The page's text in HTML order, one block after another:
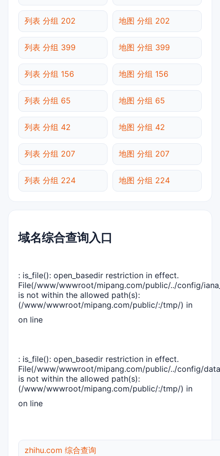
列表 分组 202 地图 分组 202
列表 分组 399 地图 分组 399
列表 分组 156 地图 分组 156
列表 分组 65 地图 分组 65
列表 分组 42 地图 分组 42
列表 分组 207 地图 分组 207
列表 分组 224 地图 分组 224
域名综合查询入口
: is_file(): open_basedir restriction in effect.
File(/www/wwwroot/mipang.com/public/../config/
is not within the allowed path(s):
(/www/wwwroot/mipang.com/public/:/tmp/) in
on line
: is_file(): open_basedir restriction in effect.
File(/www/wwwroot/mipang.com/public/../config/
is not within the allowed path(s):
(/www/wwwroot/mipang.com/public/:/tmp/) in
on line
zhihu.com 综合查询